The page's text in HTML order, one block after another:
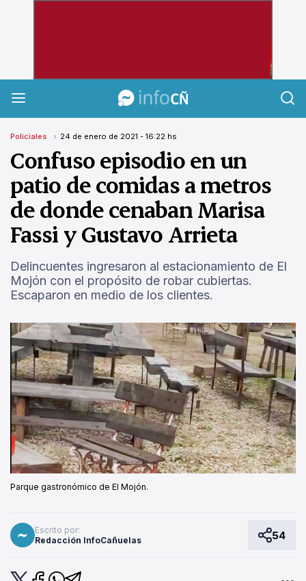
Policiales 24 de enero de 2021 - 16:22 hs
Confuso episodio en un
patio de comidas a metros
de donde cenaban Marisa
Fassi y Gustavo Arrieta
Delincuentes ingresaron al estacionamiento de El
Mojón con el propósito de robar cubiertas.
Escaparon en medio de los clientes.
Parque gastronómico de El Mojón.
Escrito por:
Redacción InfoCañuelas
54